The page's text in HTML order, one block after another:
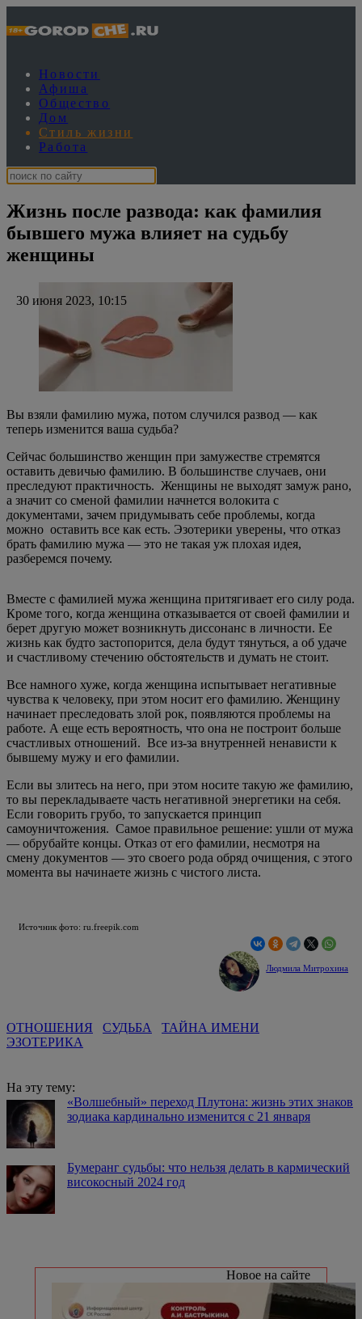
Новости
Афиша
Общество
Дом
Стиль жизни
Работа
Жизнь после развода: как фамилия
бывшего мужа влияет на судьбу
женщины
30 июня 2023, 10:15
Вы взяли фамилию мужа, потом случился развод — как
теперь изменится ваша судьба?
Сейчас большинство женщин при замужестве стремятся
оставить девичью фамилию. В большинстве случаев, они
преследуют практичность. Женщины не выходят замуж рано,
а значит со сменой фамилии начнется волокита с
документами, зачем придумывать себе проблемы, когда
можно оставить все как есть. Эзотерики уверены, что отказ
брать фамилию мужа — это не такая уж плохая идея,
разберемся почему.
Вместе с фамилией мужа женщина притягивает его силу рода.
Кроме того, когда женщина отказывается от своей фамилии и
берет другую может возникнуть диссонанс в личности. Ее
жизнь как будто застопорится, дела будут тянуться, а об удаче
и счастливому стечению обстоятельств и думать не стоит.
Все намного хуже, когда женщина испытывает негативные
чувства к человеку, при этом носит его фамилию. Женщину
начинает преследовать злой рок, появляются проблемы на
работе. А еще есть вероятность, что она не построит больше
счастливых отношений. Все из-за внутренней ненависти к
бывшему мужу и его фамилии.
Если вы злитесь на него, при этом носите такую же фамилию,
то вы перекладываете часть негативной энергетики на себя.
Если говорить грубо, то запускается принцип
самоуничтожения. Самое правильное решение: ушли от мужа
— обрубайте концы. Отказ от его фамилии, несмотря на
смену документов — это своего рода обряд очищения, с этого
момента вы начинаете жизнь с чистого листа.
Источник фото: ru.freepik.com
Людмила Митрохина
ОТНОШЕНИЯ СУДЬБА
ТАЙНА ИМЕНИ
ЭЗОТЕРИКА
На эту тему:
«Волшебный» переход Плутона: жизнь этих знаков
зодиака кардинально изменится с 21 января
Бумеранг судьбы: что нельзя делать в кармический
високосный 2024 год
Новое на сайте